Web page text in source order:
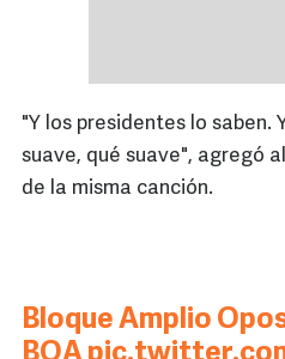
"Y los presidentes lo saben.
suave, qué suave", agregó
de la misma canción.
Bloque Amplio